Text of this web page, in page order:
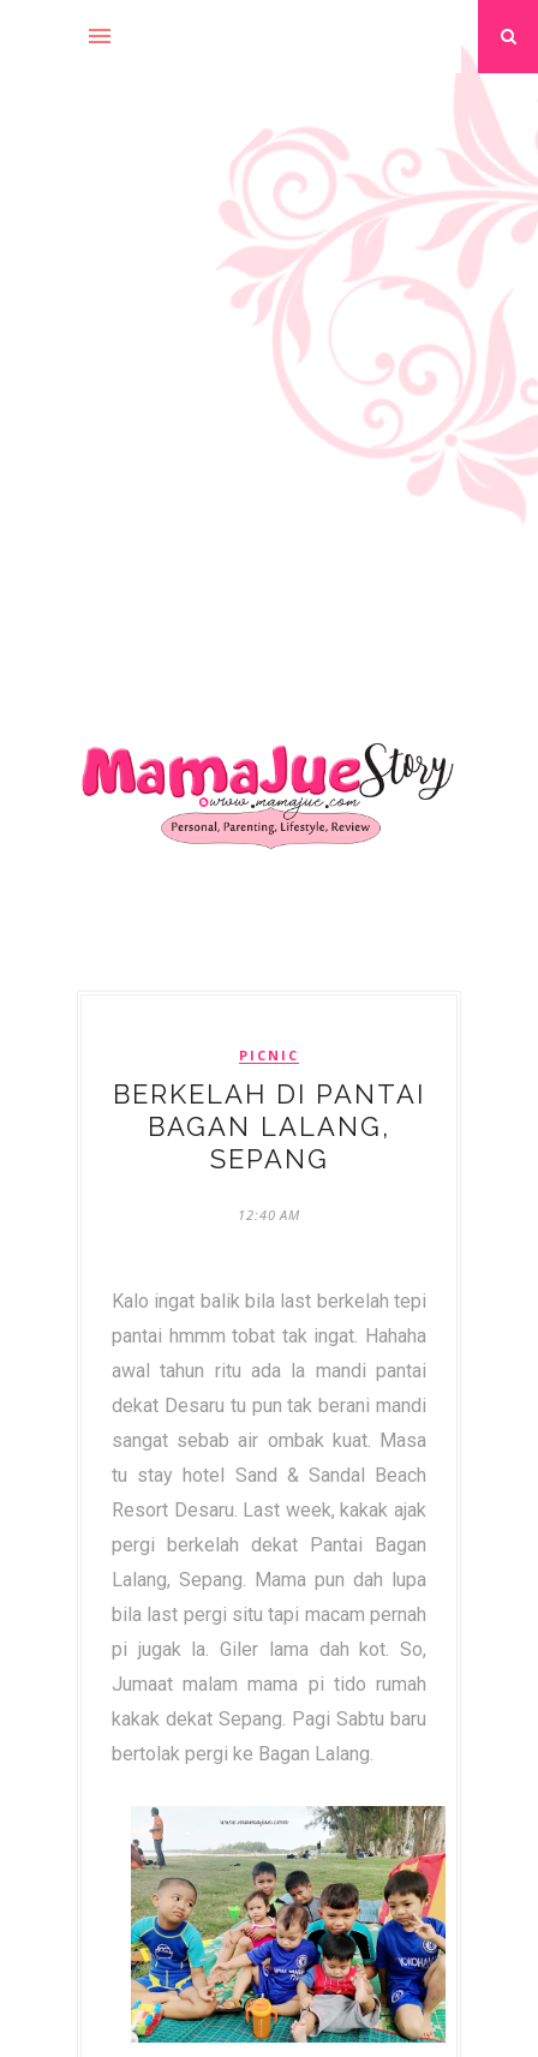
PICNIC
BERKELAH DI PANTAI
BAGAN LALANG,
SEPANG
12:40 AM
Kalo ingat balik bila last berkelah tepi
pantai hmmm tobat tak ingat. Hahaha
awal tahun ritu ada la mandi pantai
dekat Desaru tu pun tak berani mandi
sangat sebab air ombak kuat. Masa
tu stay hotel Sand & Sandal Beach
Resort Desaru. Last week, kakak ajak
pergi berkelah dekat Pantai Bagan
Lalang, Sepang. Mama pun dah lupa
bila last pergi situ tapi macam pernah
pi jugak la. Giler lama dah kot. So,
Jumaat malam mama pi tido rumah
kakak dekat Sepang. Pagi Sabtu baru
bertolak pergi ke Bagan Lalang.